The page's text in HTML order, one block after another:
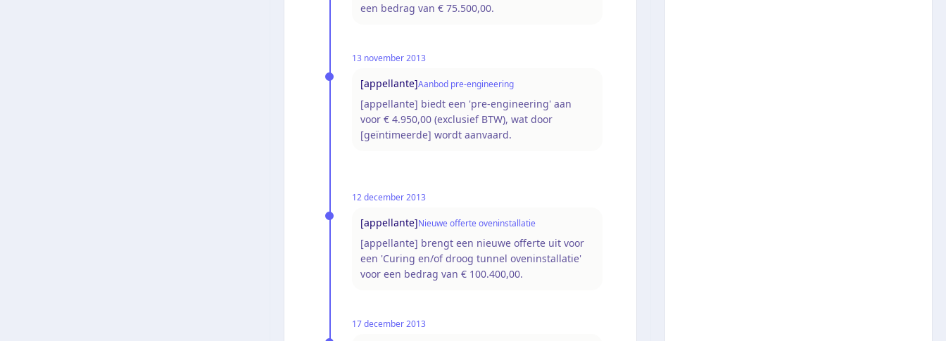
een bedrag van € 75.500,00.
13 november 2013
[appellante]Aanbod pre-engineering
[appellante] biedt een 'pre-engineering' aan
voor € 4.950,00 (exclusief BTW), wat door
[geïntimeerde] wordt aanvaard.
12 december 2013
[appellante]Nieuwe offerte oveninstallatie
[appellante] brengt een nieuwe offerte uit voor
een 'Curing en/of droog tunnel oveninstallatie'
voor een bedrag van € 100.400,00.
17 december 2013